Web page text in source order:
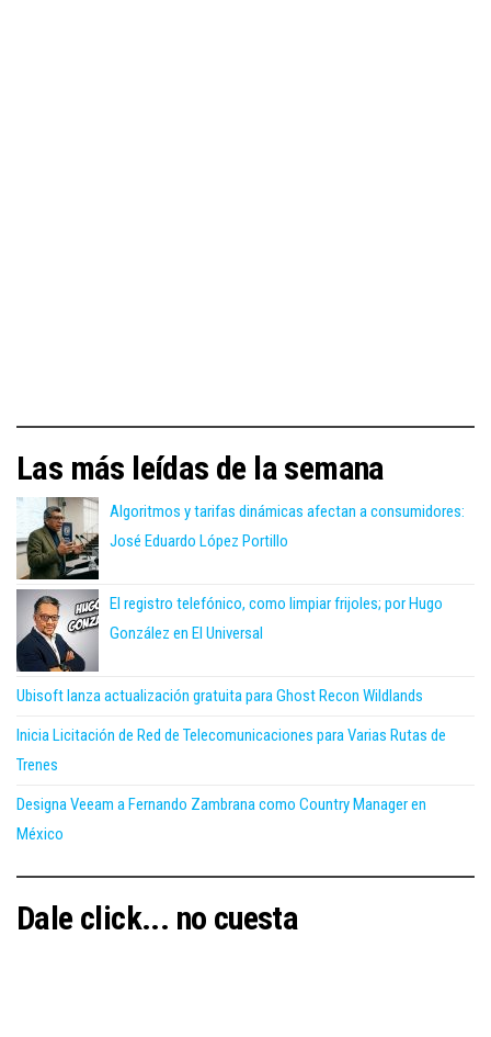
Las más leídas de la semana
Algoritmos y tarifas dinámicas afectan a consumidores:
José Eduardo López Portillo
El registro telefónico, como limpiar frijoles; por Hugo
González en El Universal
Ubisoft lanza actualización gratuita para Ghost Recon Wildlands
Inicia Licitación de Red de Telecomunicaciones para Varias Rutas de
Trenes
Designa Veeam a Fernando Zambrana como Country Manager en
México
Dale click... no cuesta